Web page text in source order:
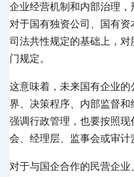
企业经营机制和内部治理，
对于国有独资公司、国有
司法共性规定的基础上，
门规定。
这意味着，未来国有企业
界、决策程序、内部监督
强调行政管理，也要按照
会、经理层、监事会或审计
对于与国企合作的民营企